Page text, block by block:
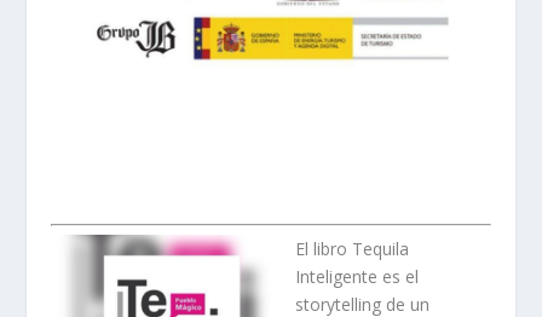
El libro Tequila
Inteligente es el
storytelling de un